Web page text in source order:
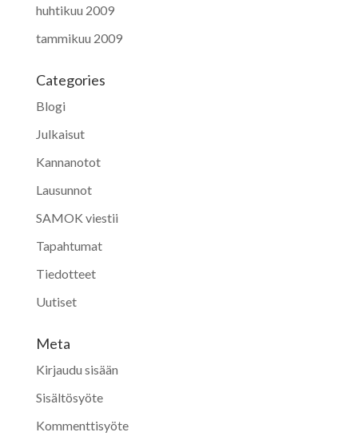
huhtikuu 2009
tammikuu 2009
Categories
Blogi
Julkaisut
Kannanotot
Lausunnot
SAMOK viestii
Tapahtumat
Tiedotteet
Uutiset
Meta
Kirjaudu sisään
Sisältösyöte
Kommenttisyöte